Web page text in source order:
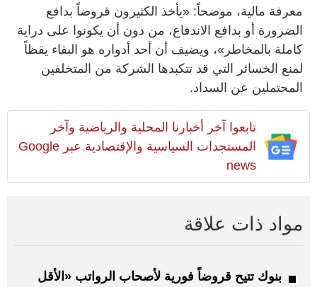
معرفة مالية، موضحاً: «يأخذ الكثيرون قروضاً بدافع
الضرورة أو بدافع الاندفاع، من دون أن يكونوا على دراية
كاملة بالمخاطر»، ويضيف أن أحد أدواره هو البقاء يقظاً
لمنع الخسائر التي قد تتكبدها الشركة من المتخلفين
المحتملين عن السداد.
تابعوا آخر أخبارنا المحلية والرياضية وآخر
المستجدات السياسية والإقتصادية عبر Google
news
مواد ذات علاقة
بنوك تتيح قروضاً فورية لأصحاب الرواتب «الأقل